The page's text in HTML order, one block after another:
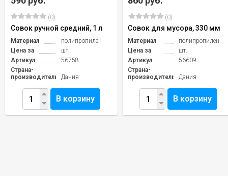
(0)
Совок ручной средний, 1 л
Материал
полипропилен
Цена за
шт.
Артикул
56758
Страна-
производитель
Дания
В корзину
(0)
Совок для мусора, 330 мм
Материал
полипропилен
Цена за
шт.
Артикул
56609
Страна-
производитель
Дания
В корзину